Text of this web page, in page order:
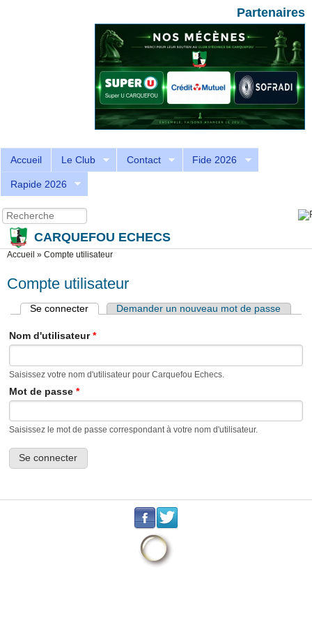
Partenaires
Accueil Le Club Contact Fide 2026
Rapide 2026
Formulaire de recherche
Recherche
CARQUEFOU ECHECS
Vous êtes ici
Accueil » Compte utilisateur
Compte utilisateur
Onglets principaux
Se connecter (onglet actif)Demander un nouveau mot de passe
Nom d'utilisateur *
Saisissez votre nom d'utilisateur pour Carquefou Echecs.
Mot de passe *
Saisissez le mot de passe correspondant à votre nom d'utilisateur.
. .